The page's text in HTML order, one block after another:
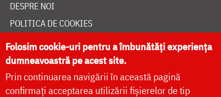
DESPRE NOI
POLITICA DE COOKIES
DONEAZĂ ONLINE PENTRU CATEDRALA NAȚIONALĂ
LIVE
Folosim cookie-uri pentru a îmbunătăți experiența
dumneavoastră pe acest site.
Prin continuarea navigării în această pagină
confirmați acceptarea utilizării fișierelor de tip